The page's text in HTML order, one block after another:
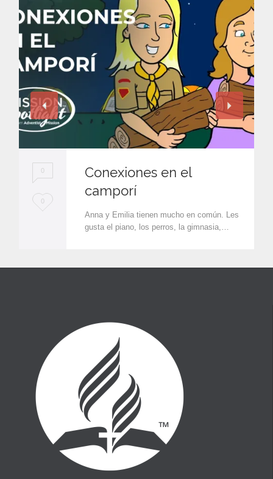
0
L
0
Conexiones en el
camporí
Anna y Emilia tienen mucho en común. Les
gusta el piano, los perros, la gimnasia,…